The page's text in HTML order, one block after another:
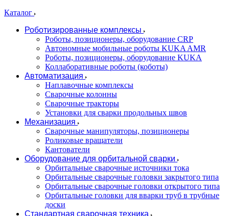
Каталог
Роботизированные комплексы
Роботы, позиционеры, оборудование CRP
Автономные мобильные роботы KUKA AMR
Роботы, позиционеры, оборудование KUKA
Коллаборативные роботы (коботы)
Автоматизация
Наплавочные комплексы
Сварочные колонны
Сварочные тракторы
Установки для сварки продольных швов
Механизация
Сварочные манипуляторы, позиционеры
Роликовые вращатели
Кантователи
Оборудование для орбитальной сварки
Орбитальные сварочные источники тока
Орбитальные сварочные головки закрытого типа
Орбитальные сварочные головки открытого типа
Орбитальные головки для вварки труб в трубные
доски
Стандартная сварочная техника